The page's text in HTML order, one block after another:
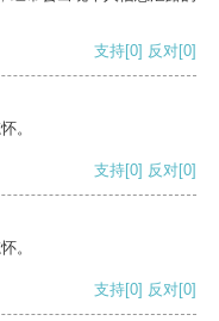
支持[0] 反对[0]
。
支持[0] 反对[0]
。
支持[0] 反对[0]